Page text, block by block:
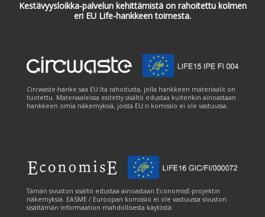
Kestävyysloikka-palvelun kehittämistä on rahoitettu kolmen
eri EU Life-hankkeen toimesta.
Circwaste-hanke saa EU:lta rahoitusta, jolla hankkeen materiaalit on
tuotettu. Materiaaleissa esitetty sisältö edustaa kuitenkin ainoastaan
hankkeen omia näkemyksiä, joista EU:n komissio ei ole vastuussa.
Tämän sivuston sisältö edustaa ainoastaan EconomisE-projektin
näkemyksiä. EASME / Euroopan komissio ei ole vastuussa sivuston
sisältämän informaation mahdollisesta käytöstä.